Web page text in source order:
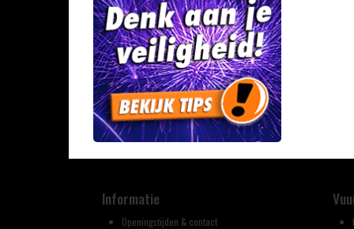
Informatie
Openingstijden & contact